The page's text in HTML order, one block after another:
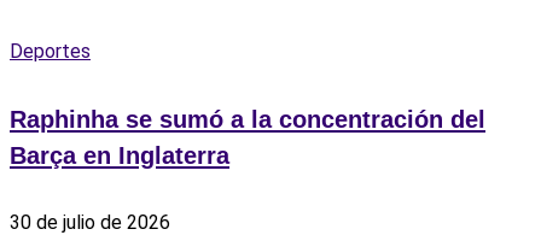
Deportes
Raphinha se sumó a la concentración del
Barça en Inglaterra
30 de julio de 2026